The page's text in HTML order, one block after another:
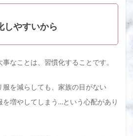
しやすいから
なことは、習慣化することです。
を減らしても、家族の目がない
を増やしてしまう…という心配があり